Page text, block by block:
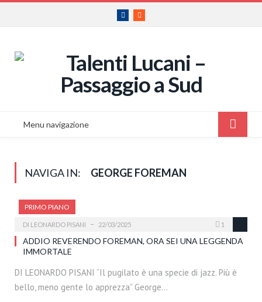
Facebook
RSS
Menu navigazione
NAVIGA IN: GEORGE FOREMAN
PRIMO PIANO
DI LEONARDO PISANI 22/03/2025 1
ADDIO REVERENDO FOREMAN, ORA SEI UNA LEGGENDA
IMMORTALE
DI LEONARDO PISANI “Il pugilato è una specie di jazz. Più è
bello, meno gente lo apprezza” George…